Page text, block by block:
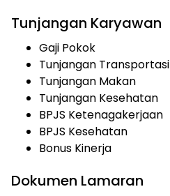
Tunjangan Karyawan
Gaji Pokok
Tunjangan Transportasi
Tunjangan Makan
Tunjangan Kesehatan
BPJS Ketenagakerjaan
BPJS Kesehatan
Bonus Kinerja
Dokumen Lamaran